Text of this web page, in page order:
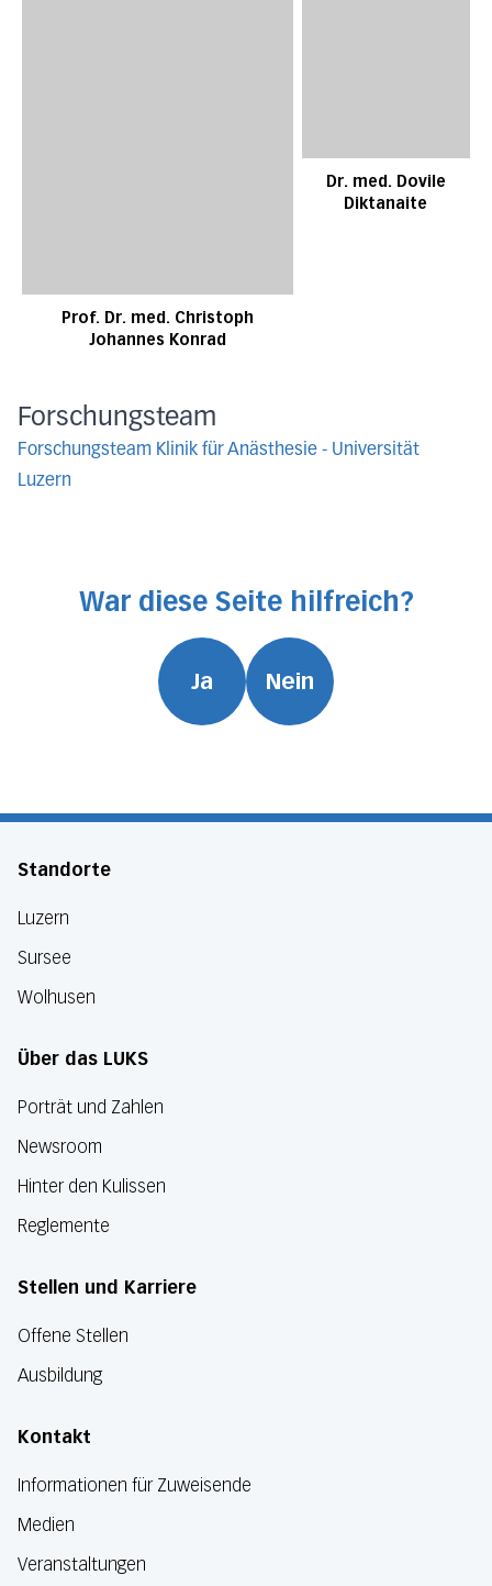
Prof. Dr. med. Christoph
Johannes Konrad
Dr. med. Dovile
Diktanaite
Forschungsteam
Forschungsteam Klinik für Anästhesie - Universität
Luzern
War diese Seite hilfreich?
Ja Nein
Standorte
Luzern
Sursee
Wolhusen
Über das LUKS
Porträt und Zahlen
Newsroom
Hinter den Kulissen
Reglemente
Stellen und Karriere
Offene Stellen
Ausbildung
Kontakt
Informationen für Zuweisende
Medien
Veranstaltungen